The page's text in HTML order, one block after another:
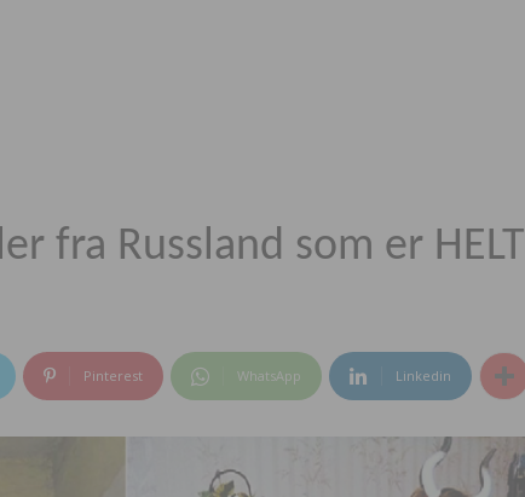
fra Russland som er HELT
Pinterest WhatsApp Linkedin